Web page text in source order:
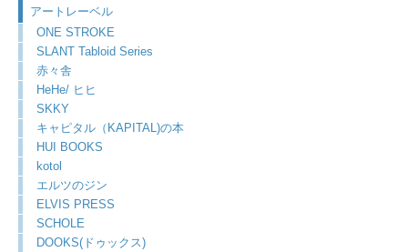
アートレーベル
ONE STROKE
SLANT Tabloid Series
赤々舎
HeHe/ ヒヒ
SKKY
キャピタル（KAPITAL)の本
HUI BOOKS
kotol
エルツのジン
ELVIS PRESS
SCHOLE
DOOKS(ドゥックス)